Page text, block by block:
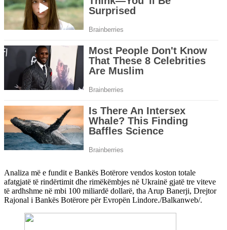
Analiza më e fundit e Bankës Botërore vendos koston totale
afatgjatë të rindërtimit dhe rimëkëmbjes në Ukrainë gjatë tre viteve
të ardhshme në mbi 100 miliardë dollarë, tha Arup Banerji, Drejtor
Rajonal i Bankës Botërore për Evropën Lindore./Balkanweb/.